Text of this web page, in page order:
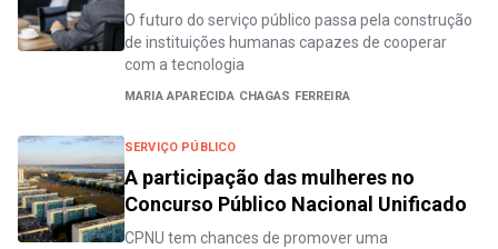
O futuro do serviço público passa pela construção
de instituições humanas capazes de cooperar
com a tecnologia
MARIA APARECIDA CHAGAS FERREIRA
SERVIÇO PÚBLICO
A participação das mulheres no
Concurso Público Nacional Unificado
CPNU tem chances de promover uma